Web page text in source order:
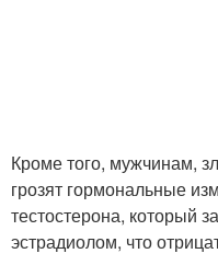
Кроме того, мужчинам,
грозят гормональные
тестостерона, который
эстрадиолом, что